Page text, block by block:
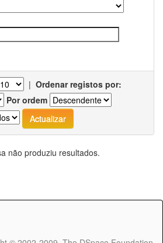
| Ordenar registos por:
Por ordem
não produziu resultados.